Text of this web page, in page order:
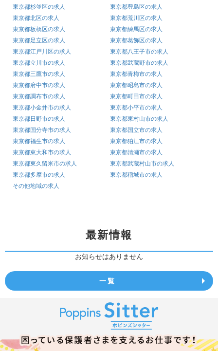
東京都杉並区の求人
東京都豊島区の求人
東京都北区の求人
東京都荒川区の求人
東京都板橋区の求人
東京都練馬区の求人
東京都足立区の求人
東京都葛飾区の求人
東京都江戸川区の求人
東京都八王子市の求人
東京都立川市の求人
東京都武蔵野市の求人
東京都三鷹市の求人
東京都青梅市の求人
東京都府中市の求人
東京都昭島市の求人
東京都調布市の求人
東京都町田市の求人
東京都小金井市の求人
東京都小平市の求人
東京都日野市の求人
東京都東村山市の求人
東京都国分寺市の求人
東京都国立市の求人
東京都福生市の求人
東京都狛江市の求人
東京都東大和市の求人
東京都清瀬市の求人
東京都東久留米市の求人
東京都武蔵村山市の求人
東京都多摩市の求人
東京都稲城市の求人
その他地域の求人
最新情報
お知らせはありません
一覧